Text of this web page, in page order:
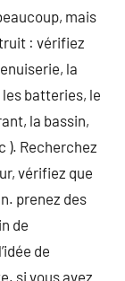
mais
: vérifiez
la
batteries, le
la bassin,
). Recherchez
vérifiez que
prenez des
de
de
si vous avez